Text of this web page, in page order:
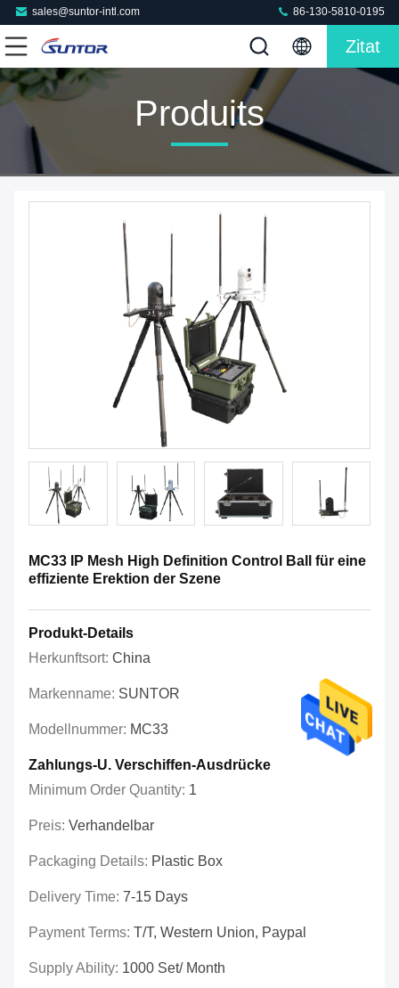
sales@suntor-intl.com 86-130-5810-0195
Zitat
Produits
MC33 IP Mesh High Definition Control Ball für eine
effiziente Erektion der Szene
Produkt-Details
Herkunftsort: China
Markenname: SUNTOR
Modellnummer: MC33
Zahlungs-U. Verschiffen-Ausdrücke
Minimum Order Quantity: 1
Preis: Verhandelbar
Packaging Details: Plastic Box
Delivery Time: 7-15 Days
Payment Terms: T/T, Western Union, Paypal
Supply Ability: 1000 Set/ Month